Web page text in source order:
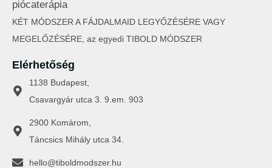
KÉT MÓDSZER A FÁJDALMAID LEGYŐZÉSÉRE VAGY
MEGELŐZÉSÉRE, az egyedi TIBOLD MÓDSZER
Elérhetőség
1138 Budapest,
Csavargyár utca 3. 9.em. 903
2900 Komárom,
Táncsics Mihály utca 34.
hello@tiboldmodszer.hu